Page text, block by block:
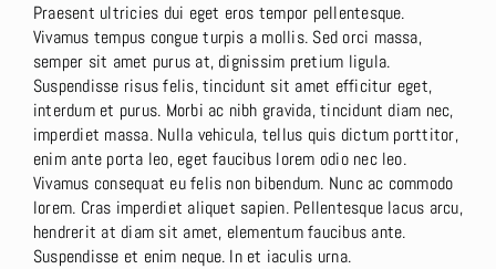
Praesent ultricies dui eget eros tempor pellentesque.
Vivamus tempus congue turpis a mollis. Sed orci massa,
semper sit amet purus at, dignissim pretium ligula.
Suspendisse risus felis, tincidunt sit amet efficitur eget,
interdum et purus. Morbi ac nibh gravida, tincidunt diam nec,
imperdiet massa. Nulla vehicula, tellus quis dictum porttitor,
enim ante porta leo, eget faucibus lorem odio nec leo.
Vivamus consequat eu felis non bibendum. Nunc ac commodo
lorem. Cras imperdiet aliquet sapien. Pellentesque lacus arcu,
hendrerit at diam sit amet, elementum faucibus ante.
Suspendisse et enim neque. In et iaculis urna.